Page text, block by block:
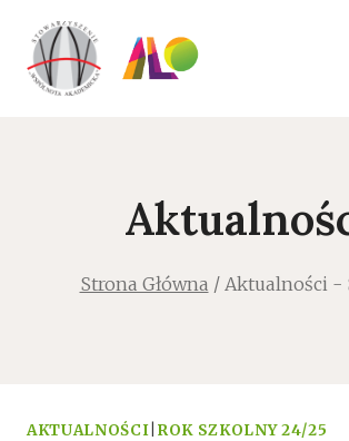
Przejdź
treści
Strona Główna / Aktualności-
AKTUALNOŚCI ROK SZKOLNY 24/25